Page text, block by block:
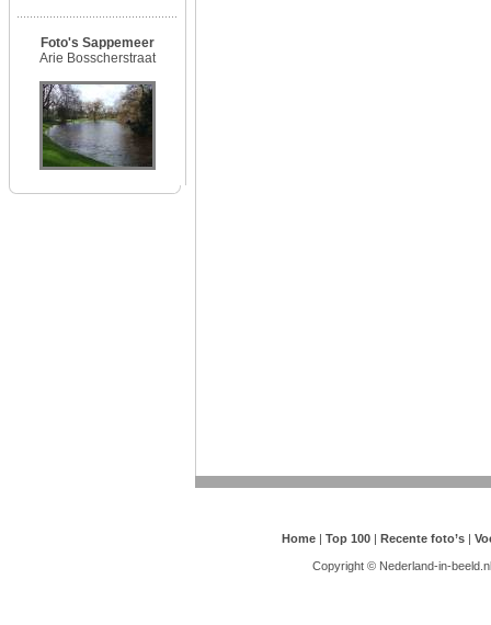
Foto's Sappemeer
Arie Bosscherstraat
Home | Top 100 | Recente foto’s |
Copyright © Nederland-in-